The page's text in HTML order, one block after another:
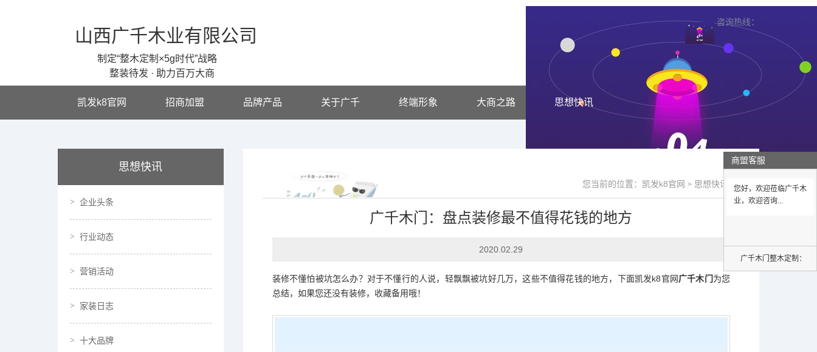
山西广千木业有限公司
制定“整木定制×5g时代”战略
整装待发 · 助力百万大商
咨询热线：
凯发k8官网 招商加盟 品牌产品 关于广千 终端形象 大商之路 思想快讯
思想快讯
企业头条
行业动态
营销活动
家装日志
十大品牌
您当前的位置： 凯发k8官网 > 思想快讯 >
广千木门：盘点装修最不值得花钱的地方
2020.02.29
装修不懂怕被坑怎么办？对于不懂行的人说，轻飘飘被坑好几万，这些不值得花钱的地方，下面凯发k8官网广千木门为您
总结，如果您还没有装修，收藏备用哦！
商盟客服
您好，欢迎莅临广千木
业，欢迎咨询...
广千木门整木定制：